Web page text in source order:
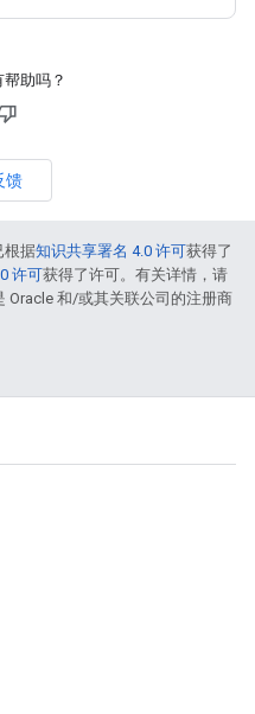
助吗？
馈
根据知识共享署名 4.0 许可获得了
许可获得了许可。有关详情，请
Oracle 和/或其关联公司的注册商